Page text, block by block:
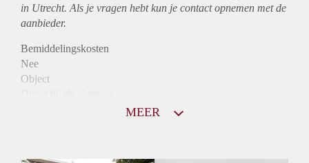
in Utrecht. Als je vragen hebt kun je contact opnemen met de
aanbieder.
Bemiddelingskosten
Nee
Object
MEER